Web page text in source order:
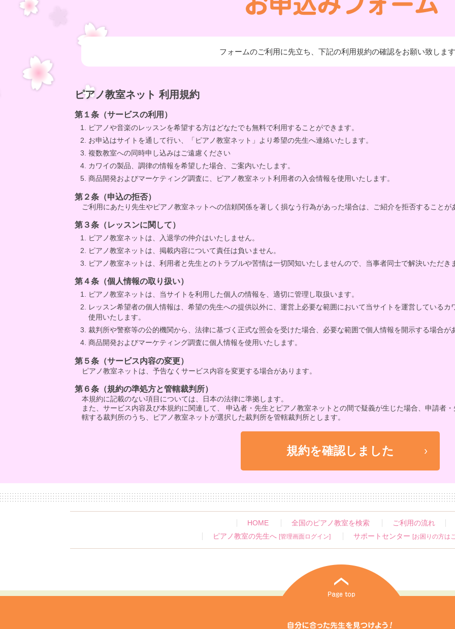
フォームのご利用に先立ち、下記の利用規約の確認をお願い致しま
ピアノ教室ネット 利用規約
第１条（サービスの利用）
ピアノや音楽のレッスンを希望する方はどなたでも無料で利用することができます。
お申込はサイトを通して行い、「ピアノ教室ネット」より希望の先生へ連絡いたします。
複数教室への同時申し込みはご遠慮ください
カワイの製品、調律の情報を希望した場合、ご案内いたします。
商品開発およびマーケティング調査に、ピアノ教室ネット利用者の入会情報を使用いたします。
第２条（申込の拒否）
ご利用にあたり先生やピアノ教室ネットへの信頼関係を著しく損なう行為があった場合は、ご紹介を拒否することが
第３条（レッスンに関して）
ピアノ教室ネットは、入退学の仲介はいたしません。
ピアノ教室ネットは、掲載内容について責任は負いません。
ピアノ教室ネットは、利用者と先生とのトラブルや苦情は一切関知いたしませんので、当事者同士で解決いただき
第４条（個人情報の取り扱い）
ピアノ教室ネットは、当サイトを利用した個人の情報を、適切に管理し取扱います。
レッスン希望者の個人情報は、希望の先生への提供以外に、運営上必要な範囲において当サイトを運営している
使用いたします。
裁判所や警察等の公的機関から、法律に基づく正式な照会を受けた場合、必要な範囲で個人情報を開示する場合が
商品開発およびマーケティング調査に個人情報を使用いたします。
第５条（サービス内容の変更）
ピアノ教室ネットは、予告なくサービス内容を変更する場合があります。
第６条（規約の準処方と管轄裁判所）
本規約に記載のない項目については、日本の法律に準拠します。
また、サービス内容及び本規約に関連して、 申込者・先生とピアノ教室ネットとの間で疑義が生じた場合、申請者
轄する裁判所のうち、ピアノ教室ネットが選択した裁判所を管轄裁判所とします。
HOME 全国のピアノ教室を検索
ご利用の流れ
ピアノ教室の先生へ [管理画面ログイン] サポートセンター [お困りの方は